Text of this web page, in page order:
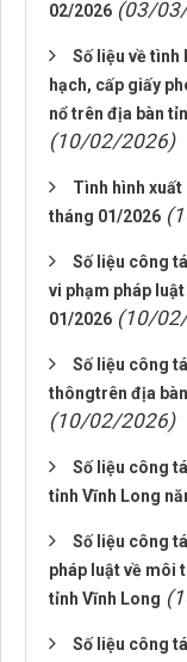
02/2026 (03/
Số liệu về
hạch, cấp giấy
nổ trên địa bàn
(10/02/2026)
Tình hình xuất
tháng 01/2026
Số liệu công
vi phạm pháp
01/2026 (10/
Số liệu công
thôngtrên địa
(10/02/2026)
Số liệu công
tỉnh Vĩnh Long
Số liệu công
pháp luật về môi
tỉnh Vĩnh Long
Số liệu công